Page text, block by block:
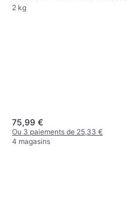
2 kg
75,99 €
Ou 3 paiements de 25,33 €
4 magasins